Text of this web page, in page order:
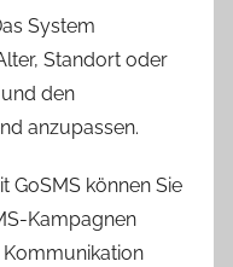
System
Standort oder
den
anzupassen.
GoSMS können Sie
Kampagnen